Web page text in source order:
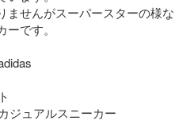
ませんがスーパースターの様
です。
ジュアルスニーカー